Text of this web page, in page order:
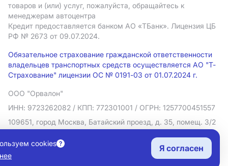
товаров и (или) услуг, пожалуйста, обращайтесь к
менеджерам автоцентра
Кредит предоставляется банком АO «ТБанк». Лицензия ЦБ
РФ № 2673 от 09.07.2024.
Обязательное страхование гражданской ответственности
владельцев транспортных средств осуществляется АО "Т-
Страхование" лицензии ОС № 0191-03 от 01.07.2024 г.
ООО "Орвалон"
ИНН: 9723262082 / КПП: 772301001 / ОГРН: 1257700451557
109651, город Москва, Батайский проезд, д. 35, помещ. 3/2
Политика в отношении обработки персональных данных
Согласие на рекламную рассылку
Правовая информация
cookies
Я согласен